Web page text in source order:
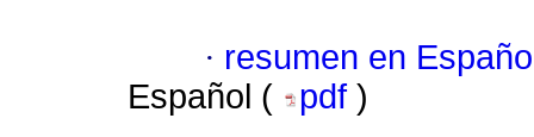
· resumen en
Español (
pdf )